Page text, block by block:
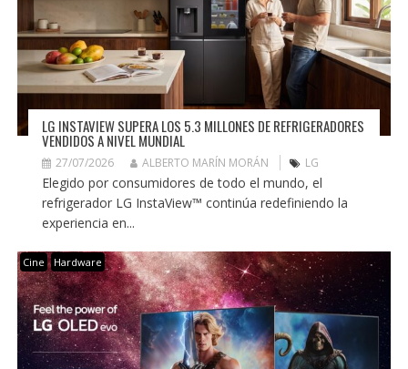
LG INSTAVIEW SUPERA LOS 5.3 MILLONES DE REFRIGERADORES
VENDIDOS A NIVEL MUNDIAL
27/07/2026 ALBERTO MARÍN MORÁN LG
Elegido por consumidores de todo el mundo, el
refrigerador LG InstaView™ continúa redefiniendo la
experiencia en...
Cine Hardware